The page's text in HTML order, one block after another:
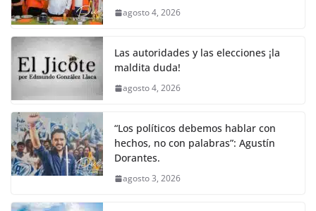
agosto 4, 2026
Las autoridades y las elecciones ¡la
maldita duda!
agosto 4, 2026
“Los políticos debemos hablar con
hechos, no con palabras”: Agustín
Dorantes.
agosto 3, 2026